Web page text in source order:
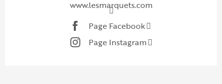
www.lesmarquets.com
Page Facebook
Page Instagram